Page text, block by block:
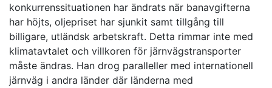
konkurrenssituationen har ändrats när banavgifterna
har höjts, oljepriset har sjunkit samt tillgång till
billigare, utländsk arbetskraft. Detta rimmar inte med
klimatavtalet och villkoren för järnvägstransporter
måste ändras. Han drog paralleller med internationell
järnväg i andra länder där länderna med